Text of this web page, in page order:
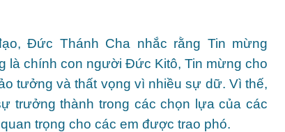
Đức Thánh Cha nhắc rằng Tin mừng
là chính con người Đức Kitô, Tin mừng cho
tưởng và thất vọng vì nhiều sự dữ. Vì thế,
trưởng thành trong các chọn lựa của các
trọng cho các em được trao phó.